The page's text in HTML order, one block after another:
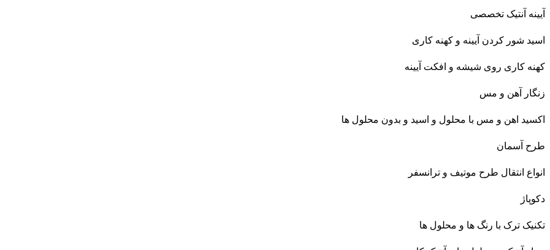
آیینه آنتیک تخصصی
اسید شور کردن آیینه و کهنه کاری
کهنه کاری روی شیشه و افکت آیینه
زنگار آهن و مس
اکسید اهن و مس با محلول و اسید و بدون محلول ها
طرح آسمان
انواع انتقال طرح موتیف و ترانسفر
دکوپاژ
تکنیک ترک با رنگ ها و محلول ها